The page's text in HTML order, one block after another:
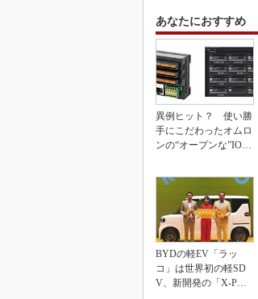
あなたにおすすめ
異例ヒット？ 使い勝
手にこだわったオムロ
ンの“オープンな”IO-L
BYDの軽EV「ラッ
コ」は世界初の軽SD
V、新開発の「X-PAC